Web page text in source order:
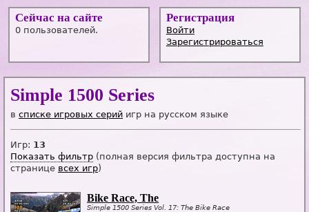
Сейчас на сайте
0 пользователей.
Регистрация
Войти
Зарегистрироваться
Simple 1500 Series
в списке игровых серий игр на русском языке
Игр: 13
Показать фильтр (полная версия фильтра доступна на
странице всех игр)
Bike Race, The
Simple 1500 Series Vol. 17: The Bike Race